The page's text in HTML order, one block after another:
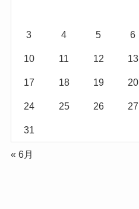
3 4 5 6
10 11 12 13
17 18 19 20
24 25 26 27
31
« 6月